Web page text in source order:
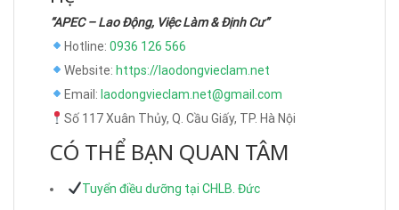
“APEC – Lao Động, Việc Làm & Định Cư”
Hotline: 0936 126 566
Website: https://laodongvieclam.net
Email: laodongvieclam.net@gmail.com
Số 117 Xuân Thủy, Q. Cầu Giấy, TP. Hà Nội
CÓ THỂ BẠN QUAN TÂM
Tuyển điều dưỡng tại CHLB. Đức